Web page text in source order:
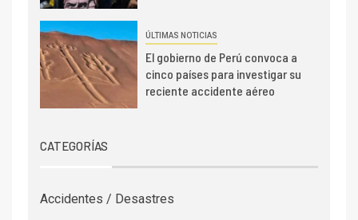
ÚLTIMAS NOTICIAS
El gobierno de Perú convoca a
cinco países para investigar su
reciente accidente aéreo
CATEGORÍAS
Accidentes / Desastres